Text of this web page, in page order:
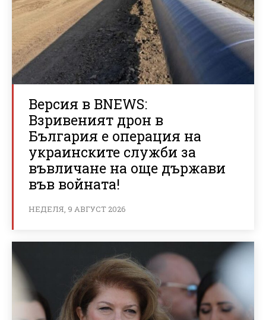
Версия в BNEWS:
Взривеният дрон в
България е операция на
украинските служби за
въвличане на още държави
във войната!
НЕДЕЛЯ, 9 АВГУСТ 2026